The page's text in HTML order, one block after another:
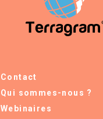
Contact
Qui sommes-nous ?
Webinaires